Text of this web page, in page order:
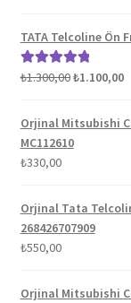
TATA Telcoline Ön
5 üzerinden
₺1.300,00Orijinal
₺1.300,00.
₺1.100,00Şu
Orjinal Mitsubishi
MC112610
₺330,00
Orjinal Tata
268426707909
₺550,00
Orjinal Mitsubishi